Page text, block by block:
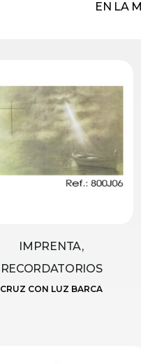
EN LA
IMPRENTA,
RECORDATORIOS
CRUZ CON LUZ BARCA